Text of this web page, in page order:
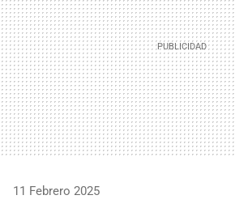
11 Febrero 2025